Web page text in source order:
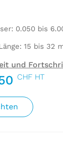
0.050 bis
15 bis 32
und
CHF HT